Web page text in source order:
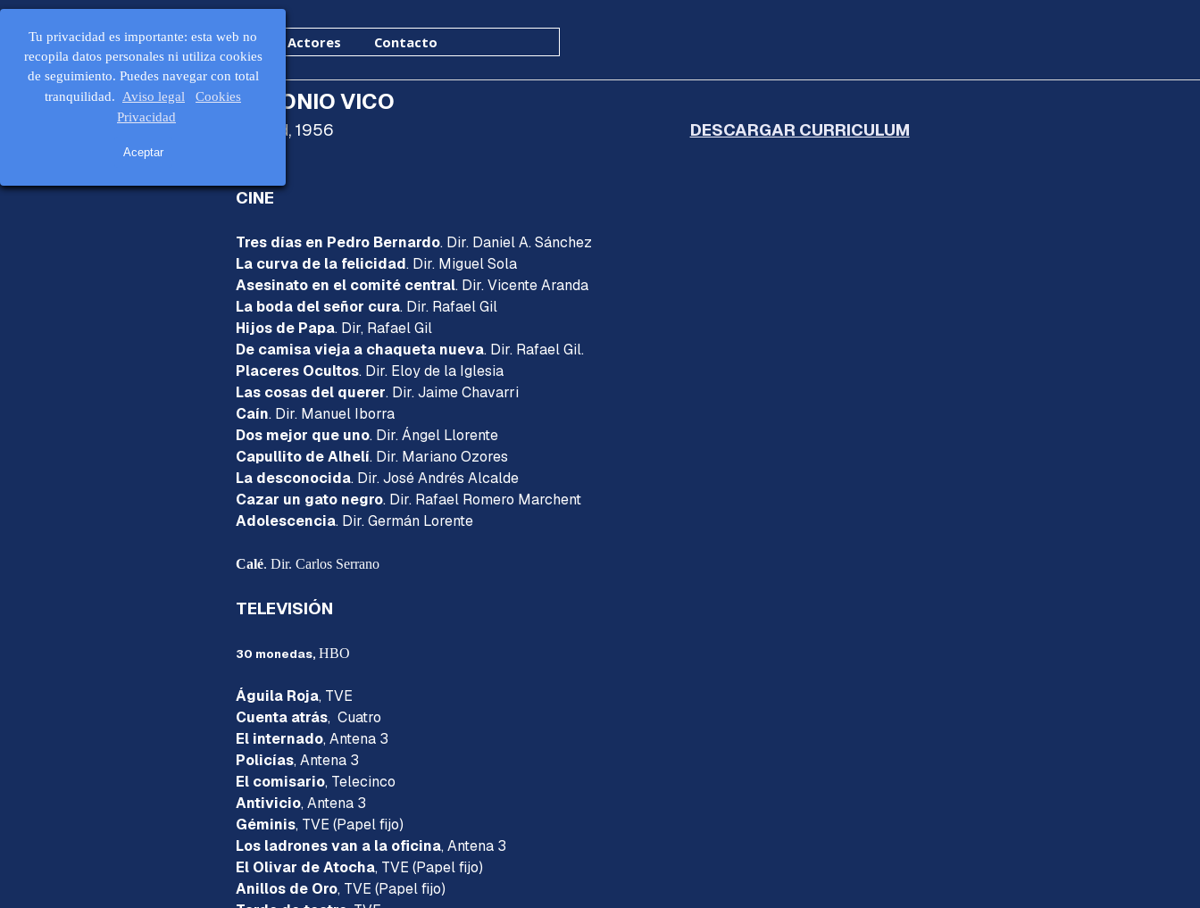
Tu privacidad es importante: esta web no
recopila datos personales ni utiliza cookies
de seguimiento. Puedes navegar con total
tranquilidad. Aviso legal
Cookies
Privacidad
Aceptar
Vaya al Contenido
Saltar menú
Inicio Actrices Actores Contacto
ANTONIO VICO
Madrid, 1956 DESCARGAR CURRICULUM
CINE
Tres días en Pedro Bernardo. Dir. Daniel A. Sánchez
La curva de la felicidad. Dir. Miguel Sola
Asesinato en el comité central. Dir. Vicente Aranda
La boda del señor cura. Dir. Rafael Gil
Hijos de Papa. Dir, Rafael Gil
De camisa vieja a chaqueta nueva. Dir. Rafael Gil.
Placeres Ocultos. Dir. Eloy de la Iglesia
Las cosas del querer. Dir. Jaime Chavarri
Caín. Dir. Manuel Iborra
Dos mejor que uno. Dir. Ángel Llorente
Capullito de Alhelí. Dir. Mariano Ozores
La desconocida. Dir. José Andrés Alcalde
Cazar un gato negro. Dir. Rafael Romero Marchent
Adolescencia. Dir. Germán Lorente
Calé. Dir. Carlos Serrano
TELEVISIÓN
30 monedas, HBO
Águila Roja, TVE
Cuenta atrás, Cuatro
El internado, Antena 3
Policías, Antena 3
El comisario, Telecinco
Antivicio, Antena 3
Géminis, TVE (Papel fijo)
Los ladrones van a la oficina, Antena 3
El Olivar de Atocha, TVE (Papel fijo)
Anillos de Oro, TVE (Papel fijo)
ANTONIO VICO
CURRICULUM